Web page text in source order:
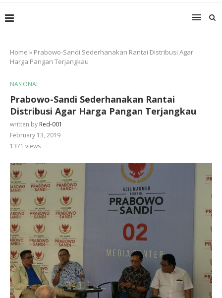
Home » Prabowo-Sandi Sederhanakan Rantai Distribusi Agar
Harga Pangan Terjangkau
NASIONAL
Prabowo-Sandi Sederhanakan Rantai
Distribusi Agar Harga Pangan Terjangkau
written by Red-001
February 13, 2019
1371 views